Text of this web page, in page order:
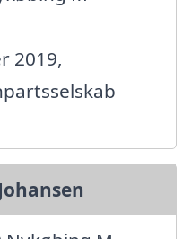
2019,